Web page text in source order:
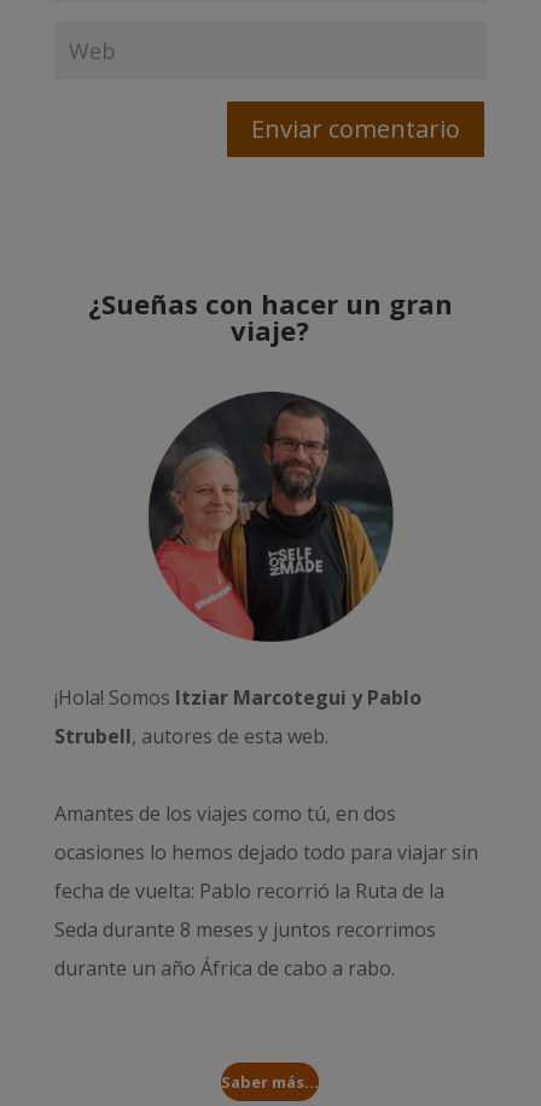
¿Sueñas con hacer un gran
viaje?
¡Hola! Somos Itziar Marcotegui y Pablo
Strubell, autores de esta web.
Amantes de los viajes como tú, en dos
ocasiones lo hemos dejado todo para viajar sin
fecha de vuelta: Pablo recorrió la Ruta de la
Seda durante 8 meses y juntos recorrimos
durante un año África de cabo a rabo.
Saber más...